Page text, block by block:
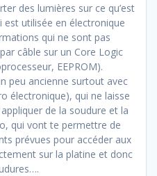
des lumières sur ce qu’est
est utilisée en électronique
qui ne sont pas
câble sur un Core Logic
EEPROM).
peu ancienne surtout avec
électronique), qui ne laisse
de la soudure et la
qui vont te permettre de
prévues pour accéder aux
sur la platine et donc